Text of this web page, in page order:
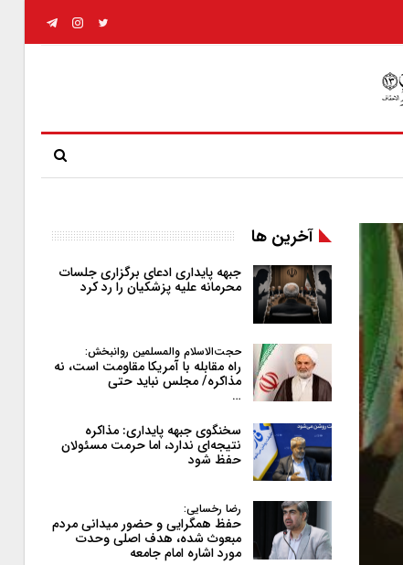
آخرین ها
جبهه پایداری ادعای برگزاری جلسات
محرمانه علیه پزشکیان را رد کرد
حجت‌الاسلام والمسلمین روانبخش:
راه مقابله با آمریکا مقاومت است، نه
مذاکره/ مجلس نباید حتی
…
سخنگوی جبهه پایداری: مذاکره
نتیجه‌ای ندارد، اما حرمت مسئولان
حفظ شود
رضا رخسایی:
حفظ همگرایی و حضور میدانی مردم
مبعوث شده، هدف اصلی وحدت
مورد اشاره امام جامعه